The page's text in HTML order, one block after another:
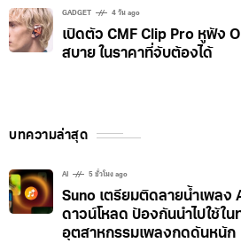
GADGET 4 วัน ago
เปิดตัว CMF Clip Pro หูฟัง
สบาย ในราคาที่จับต้องได้
บทความล่าสุด
AI 5 ชั่วโมง ago
Suno เตรียมติดลายน้ำเพลง
ดาวน์โหลด ป้องกันนำไปใช้ใ
อุตสาหกรรมเพลงกดดันหนัก